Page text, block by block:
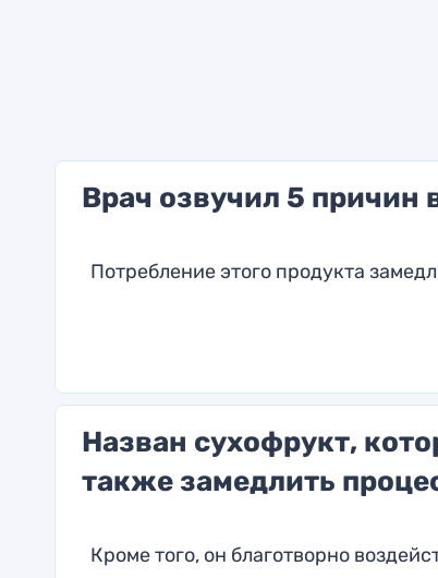
Врач озвучил 5 причин
Потребление этого продукта
Назван сухофрукт,
также замедлить
Кроме того, он благотворно